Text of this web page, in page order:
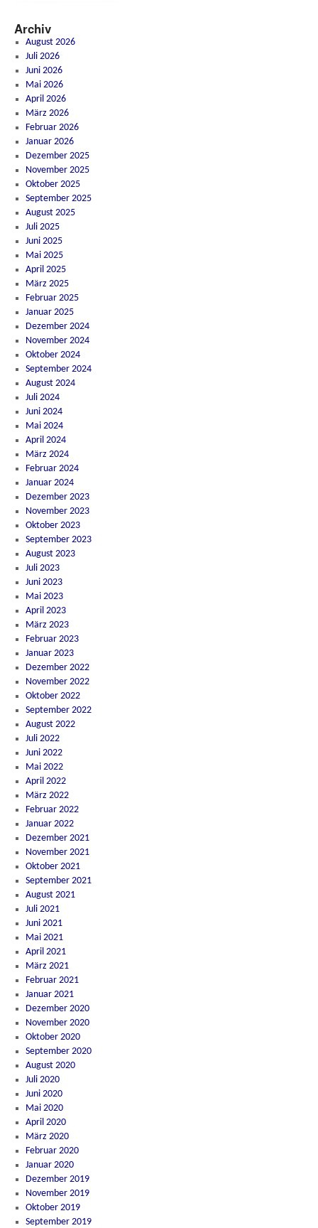
Archiv
August 2026
Juli 2026
Juni 2026
Mai 2026
April 2026
März 2026
Februar 2026
Januar 2026
Dezember 2025
November 2025
Oktober 2025
September 2025
August 2025
Juli 2025
Juni 2025
Mai 2025
April 2025
März 2025
Februar 2025
Januar 2025
Dezember 2024
November 2024
Oktober 2024
September 2024
August 2024
Juli 2024
Juni 2024
Mai 2024
April 2024
März 2024
Februar 2024
Januar 2024
Dezember 2023
November 2023
Oktober 2023
September 2023
August 2023
Juli 2023
Juni 2023
Mai 2023
April 2023
März 2023
Februar 2023
Januar 2023
Dezember 2022
November 2022
Oktober 2022
September 2022
August 2022
Juli 2022
Juni 2022
Mai 2022
April 2022
März 2022
Februar 2022
Januar 2022
Dezember 2021
November 2021
Oktober 2021
September 2021
August 2021
Juli 2021
Juni 2021
Mai 2021
April 2021
März 2021
Februar 2021
Januar 2021
Dezember 2020
November 2020
Oktober 2020
September 2020
August 2020
Juli 2020
Juni 2020
Mai 2020
April 2020
März 2020
Februar 2020
Januar 2020
Dezember 2019
November 2019
Oktober 2019
September 2019